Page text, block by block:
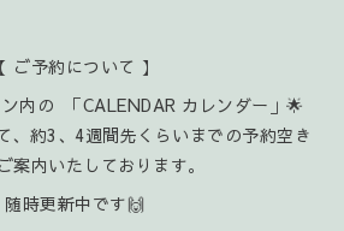
【 ご予約について 】
内の 「CALENDAR カレンダー」🌟
、約3、4週間先くらいまでの予約空き
案内いたしております。
随時更新中です🙌